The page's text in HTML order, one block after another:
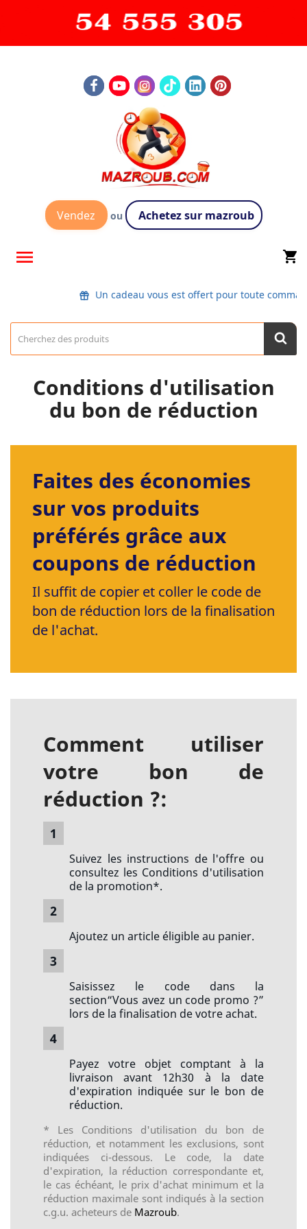
Vendez ou Achetez sur mazroub
 shopping_cart
Un cadeau vous est offert pour toute
Conditions d'utilisation
du bon de réduction
Faites des économies
sur vos produits
préférés grâce aux
coupons de réduction
Il suffit de copier et coller le code de
bon de réduction lors de la finalisation
de l'achat.
Comment utiliser
votre bon de
réduction ?:
1
Suivez les instructions de l'offre ou
consultez les Conditions d'utilisation
de la promotion*.
2
Ajoutez un article éligible au panier.
3
Saisissez le code dans la
section“Vous avez un code promo ?”
lors de la finalisation de votre achat.
4
Payez votre objet comptant à la
livraison avant 12h30 à la date
d'expiration indiquée sur le bon de
réduction.
* Les Conditions d'utilisation du bon de
réduction, et notamment les exclusions, sont
indiquées ci-dessous. Le code, la date
d'expiration, la réduction correspondante et,
le cas échéant, le prix d'achat minimum et la
réduction maximale sont indiqués à la section
c.g.u. acheteurs de Mazroub.